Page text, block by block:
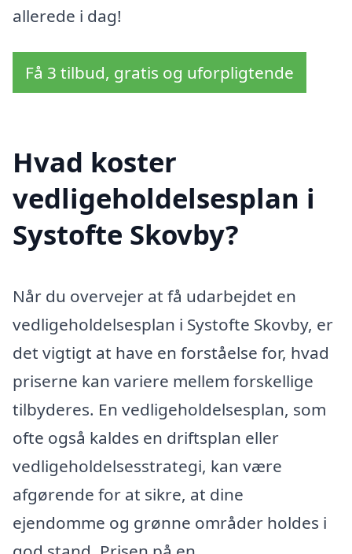
allerede i dag!
Få 3 tilbud, gratis og uforpligtende
Hvad koster
vedligeholdelsesplan i
Systofte Skovby?
Når du overvejer at få udarbejdet en
vedligeholdelsesplan i Systofte Skovby, er
det vigtigt at have en forståelse for, hvad
priserne kan variere mellem forskellige
tilbyderes. En vedligeholdelsesplan, som
ofte også kaldes en driftsplan eller
vedligeholdelsesstrategi, kan være
afgørende for at sikre, at dine
ejendomme og grønne områder holdes i